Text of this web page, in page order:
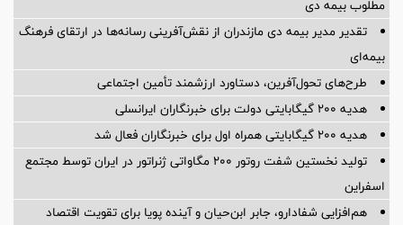
مطلوب بیمه دی
تقدیر مدیر بیمه دی مازندران از نقش‌آفرینی رسانه‌ها در ارتقای فرهنگ
بیمه‌ای
طرح‌های تحول‌آفرین، دستاورد ارزشمند تأمین اجتماعی
هدیه ۲۰۰ گیگابایتی دولت برای خبرنگاران ایرانسلی
هدیه ۲۰۰ گیگابایتی همراه اول برای خبرنگاران فعال شد
تولید نخستین شفت روتور ۲۰۰ مگاواتی ژنراتور در ایران توسط مجتمع
اسفراین
هم‌افزایی شفادارو، جابر ابن‌حیان و آینده پویا برای تقویت اقتصاد